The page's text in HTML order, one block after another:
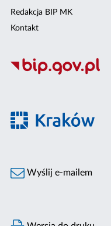
Redakcja BIP MK
Kontakt
Wyślij e-mailem